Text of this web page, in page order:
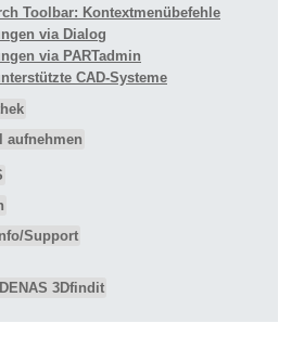
Toolbar: Kontextmenübefehle
via Dialog
via PARTadmin
CAD-Systeme
aufnehmen
Support
3Dfindit